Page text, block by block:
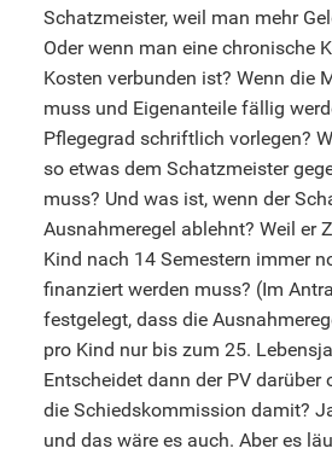
Schatzmeister, weil man mehr
Oder wenn man eine chronische
Kosten verbunden ist? Wenn die
muss und Eigenanteile fällig
Pflegegrad schriftlich vorlegen?
so etwas dem Schatzmeister
muss? Und was ist, wenn der
Ausnahmeregel ablehnt? Weil er
Kind nach 14 Semestern immer
finanziert werden muss? (Im
festgelegt, dass die
pro Kind nur bis zum 25.
Entscheidet dann der PV
die Schiedskommission damit?
und das wäre es auch. Aber es